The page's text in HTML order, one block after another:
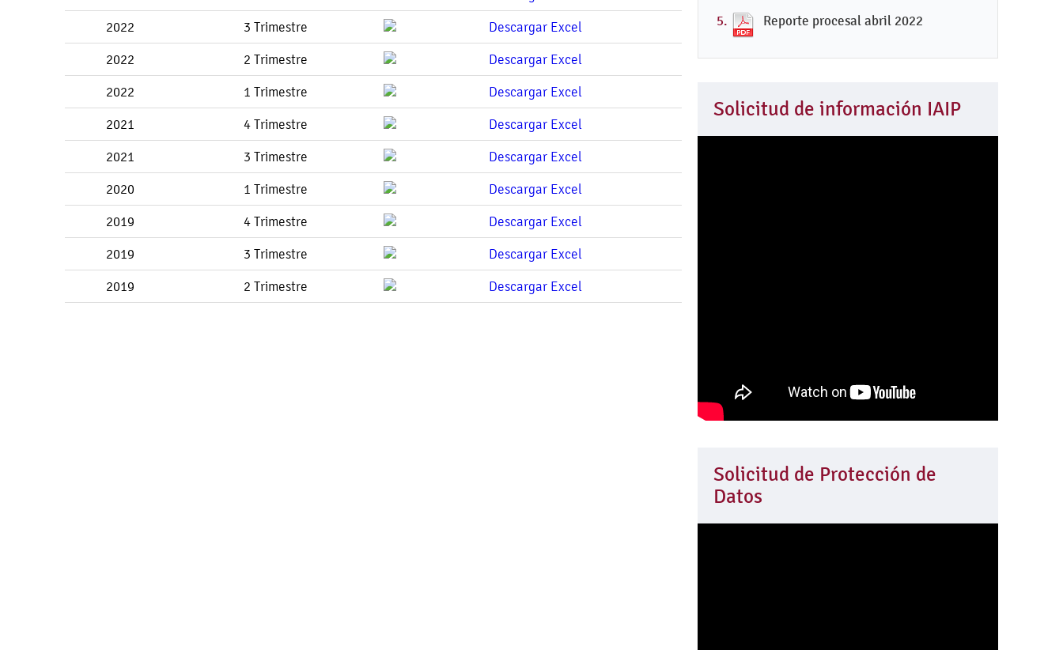
2022 3 Trimestre
2022 2 Trimestre
2022 1 Trimestre
2021 4 Trimestre
2021 3 Trimestre
2020 1 Trimestre
2019 4 Trimestre
2019 3 Trimestre
2019 2 Trimestre
Reporte procesal abril 2022
Solicitud de información IAIP
Solicitud de Protección de
Datos